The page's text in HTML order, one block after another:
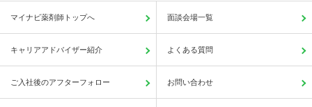
マイナビ薬剤師トップへ 面談会場一覧
キャリアアドバイザー紹介 よくある質問
ご入社後のアフターフォロー お問い合わせ